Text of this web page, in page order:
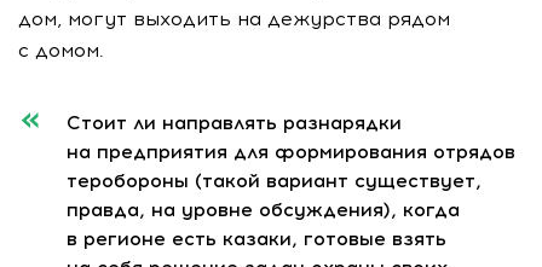
дом, могут выходить на дежурства рядом
с домом.
Стоит ли направлять разнарядки
на предприятия для формирования отрядов
теробороны (такой вариант существует,
правда, на уровне обсуждения), когда
в регионе есть казаки, готовые взять